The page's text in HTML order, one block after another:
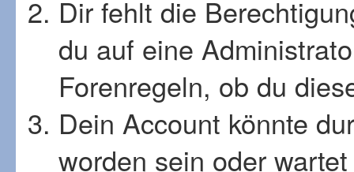
Dir fehlt die
du auf eine
Forenregeln, ob du
Dein Account könnte
worden sein oder